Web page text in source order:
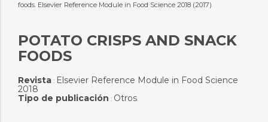
foods. Elsevier Reference Module in Food Science 2018 (2017)
POTATO CRISPS AND SNACK
FOODS
Revista: Elsevier Reference Module in Food Science
2018
Tipo de publicación : Otros